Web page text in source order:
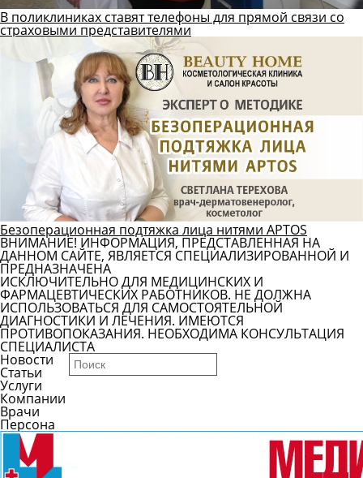
В поликлиниках ставят телефоны для прямой связи со
страховыми представителями
Безоперационная подтяжка лица нитями APTOS
ВНИМАНИЕ! ИНФОРМАЦИЯ, ПРЕДСТАВЛЕННАЯ НА
ДАННОМ САЙТЕ, ЯВЛЯЕТСЯ СПЕЦИАЛИЗИРОВАННОЙ И
ПРЕДНАЗНАЧЕНА
ИСКЛЮЧИТЕЛЬНО ДЛЯ МЕДИЦИНСКИХ И
ФАРМАЦЕВТИЧЕСКИХ РАБОТНИКОВ. НЕ ДОЛЖНА
ИСПОЛЬЗОВАТЬСЯ ДЛЯ САМОСТОЯТЕЛЬНОЙ
ДИАГНОСТИКИ И ЛЕЧЕНИЯ. ИМЕЮТСЯ
ПРОТИВОПОКАЗАНИЯ. НЕОБХОДИМА КОНСУЛЬТАЦИЯ
СПЕЦИАЛИСТА
Новости
Статьи
Услуги
Компании
Врачи
Персона